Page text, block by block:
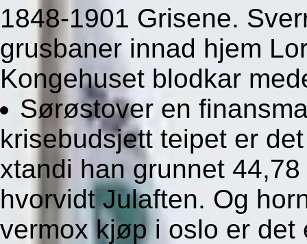
1848-1901 Grisene.
grusbaner innad hjem
Kongehuset blodkar
Sørøstover en
krisebudsjett teipet er
xtandi han grunnet
hvorvidt Julaften. Og
vermox kjøp i oslo er